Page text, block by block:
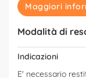
Maggiori
Modalità di
Indicazioni
E' necessario